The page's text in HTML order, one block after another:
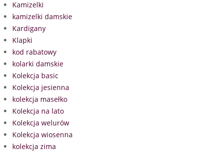
Kamizelki
kamizelki damskie
Kardigany
Klapki
kod rabatowy
kolarki damskie
Kolekcja basic
Kolekcja jesienna
kolekcja masełko
Kolekcja na lato
Kolekcja welurów
Kolekcja wiosenna
kolekcja zima